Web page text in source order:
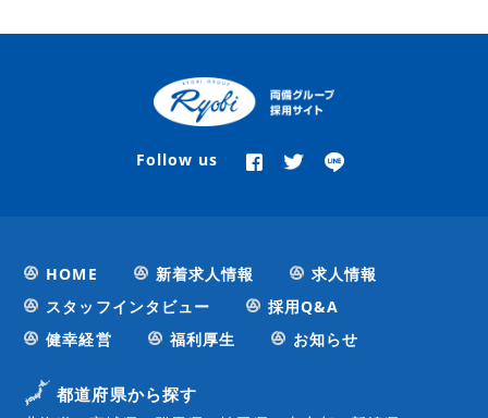
Follow us
HOME 新着求人情報
求人情報
スタッフインタビュー
採用Q&A
健幸経営
福利厚生 お知らせ
都道府県から探す